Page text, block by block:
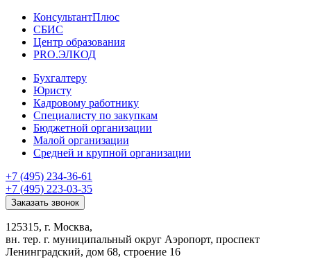
КонсультантПлюс
СБИС
Центр образования
PRO.ЭЛКОД
Бухгалтеру
Юристу
Кадровому работнику
Специалисту по закупкам
Бюджетной организации
Малой организации
Средней и крупной организации
+7 (495) 234-36-61
+7 (495) 223-03-35
Заказать звонок
125315, г. Москва,
вн. тер. г. муниципальный округ Аэропорт, проспект
Ленинградский, дом 68, строение 16